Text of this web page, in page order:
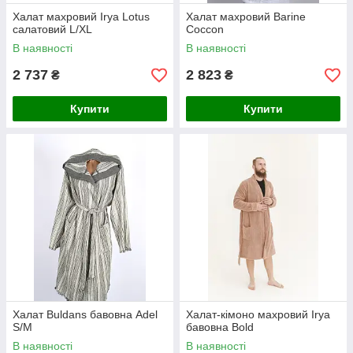
Халат махровий Irya Lotus
салатовий L/XL
В наявності
2 737 ₴
Купити
Халат махровий Barine
Coccon
В наявності
2 823 ₴
Купити
Халат Buldans бавовна Adel
S/M
В наявності
Халат-кімоно махровий Irya
бавовна Bold
В наявності